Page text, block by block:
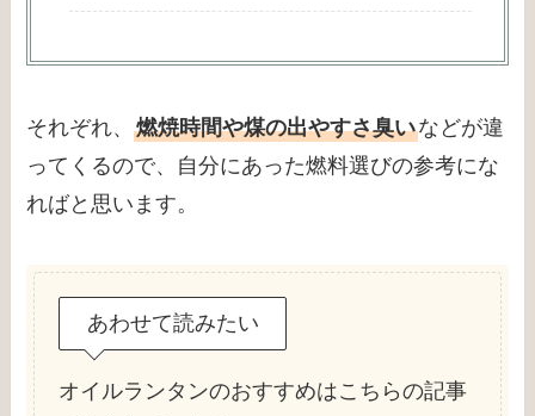
それぞれ、燃焼時間や煤の出やすさ臭いなどが違
ってくるので、自分にあった燃料選びの参考にな
ればと思います。
あわせて読みたい
オイルランタンのおすすめはこちらの記事